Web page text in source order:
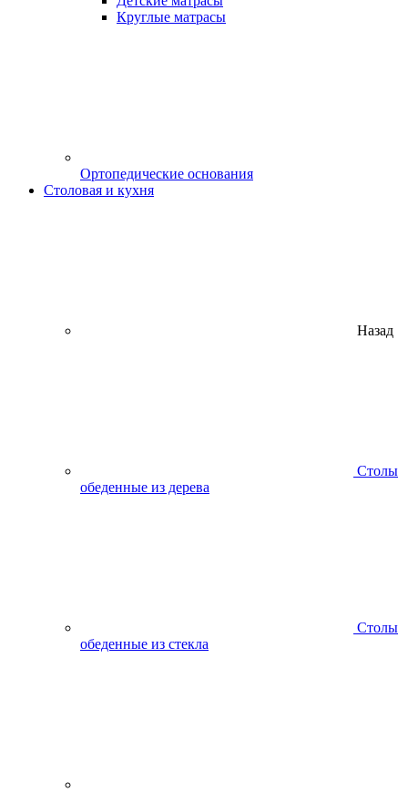
Круглые матрасы
Ортопедические основания
Столовая и кухня
Назад
Столы
обеденные из дерева
Столы
обеденные из стекла